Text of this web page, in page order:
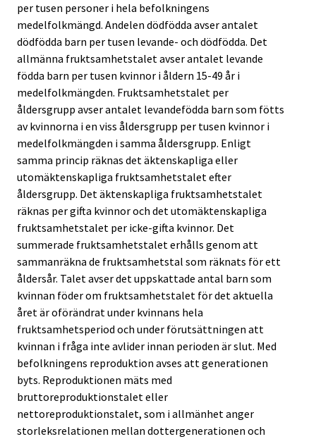
per tusen personer i hela befolkningens
medelfolkmängd. Andelen dödfödda avser antalet
dödfödda barn per tusen levande- och dödfödda. Det
allmänna fruktsamhetstalet avser antalet levande
födda barn per tusen kvinnor i åldern 15-49 år i
medelfolkmängden. Fruktsamhetstalet per
åldersgrupp avser antalet levandefödda barn som fötts
av kvinnorna i en viss åldersgrupp per tusen kvinnor i
medelfolkmängden i samma åldersgrupp. Enligt
samma princip räknas det äktenskapliga eller
utomäktenskapliga fruktsamhetstalet efter
åldersgrupp. Det äktenskapliga fruktsamhetstalet
räknas per gifta kvinnor och det utomäktenskapliga
fruktsamhetstalet per icke-gifta kvinnor. Det
summerade fruktsamhetstalet erhålls genom att
sammanräkna de fruktsamhetstal som räknats för ett
åldersår. Talet avser det uppskattade antal barn som
kvinnan föder om fruktsamhetstalet för det aktuella
året är oförändrat under kvinnans hela
fruktsamhetsperiod och under förutsättningen att
kvinnan i fråga inte avlider innan perioden är slut. Med
befolkningens reproduktion avses att generationen
byts. Reproduktionen mäts med
bruttoreproduktionstalet eller
nettoreproduktionstalet, som i allmänhet anger
storleksrelationen mellan dottergenerationen och